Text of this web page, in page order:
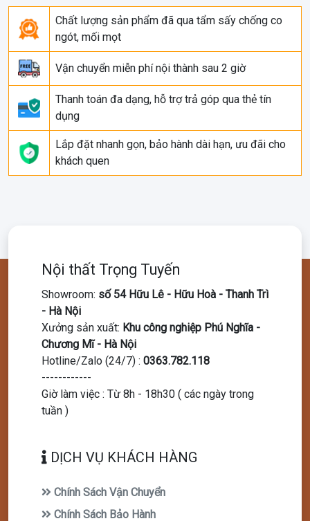
Chất lượng sản phẩm đã qua tẩm sấy chống co
ngót, mối mọt
Vận chuyển miễn phí nội thành sau 2 giờ
Thanh toán đa dạng, hỗ trợ trả góp qua thẻ tín
dụng
Lắp đặt nhanh gọn, bảo hành dài hạn, ưu đãi cho
khách quen
Nội thất Trọng Tuyến
Showroom: số 54 Hữu Lê - Hữu Hoà - Thanh Trì
- Hà Nội
Xưởng sản xuất: Khu công nghiệp Phú Nghĩa -
Chương Mĩ - Hà Nội
Hotline/Zalo (24/7) : 0363.782.118
------------
Giờ làm việc : Từ 8h - 18h30 ( các ngày trong
tuần )
DỊCH VỤ KHÁCH HÀNG
Chính Sách Vận Chuyển
Chính Sách Bảo Hành